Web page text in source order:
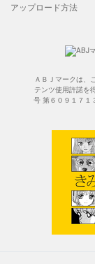
アップロード方法
ＡＢＪマークは、
テンツ使用許諾を
号 第６０９１７１